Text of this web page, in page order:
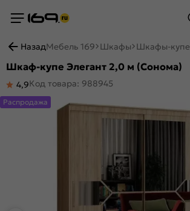
НазадМебель 169 Шкафы Шкафы-купе
Шкаф-купе Элегант 2,0 м (Сонома)
4,9Код товара: 988945
Распродажа